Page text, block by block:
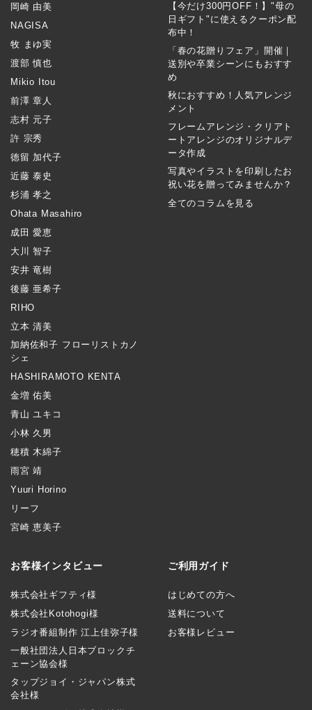
岡崎 由美
NAGISA
牧 まゆ実
渡部 慎也
Mikio Itou
前澤 章人
志村 元子
許 宗秀
徳留 加代子
近藤 泰史
杉浦 孝之
Ohata Masahiro
成田 愛恵
大川 智子
安井 竜樹
後藤 亜希子
RIHO
立本 清美
加納佐和子 フローリストカノ
シェ
HASHIRAMOTO KENTA
金増 佑美
青山 ユキコ
小林 久男
穂積 木綿子
雨宮 靖
Yuuri Horino
リーフ
宮崎 恵美子
【今だけ300円OFF！】"母の
日ギフト"に使えるクーポン配
布中！
「春の花贈りフェア」開催｜
送別や卒業シーンにもおすす
め
秋におすすめ！人気アレンジ
メント
フレームアレンジ・クリアト
ートアレンジのオリジナルデ
ータ作成
写真やイラストを印刷したお
祝い花を贈ってみませんか？
全てのコラムを見る
お客様インタビュー
株式会社ギフティ様
株式会社Kotohogi様
ラジオ番組制作 江上佳弥子様
一般社団法人日本ブロックチ
ェーン協会様
タップジョイ・ジャパン株式
会社様
ご利用ガイド
はじめての方へ
送料について
お客様レビュー